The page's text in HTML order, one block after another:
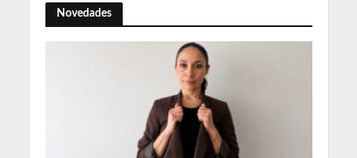
Novedades